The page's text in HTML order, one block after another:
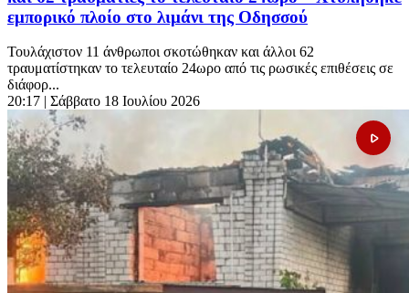
εμπορικό πλοίο στο λιμάνι της Οδησσού
Τουλάχιστον 11 άνθρωποι σκοτώθηκαν και άλλοι 62
τραυματίστηκαν το τελευταίο 24ωρο από τις ρωσικές επιθέσεις σε
διάφορ...
20:17 | Σάββατο 18 Ιουλίου 2026